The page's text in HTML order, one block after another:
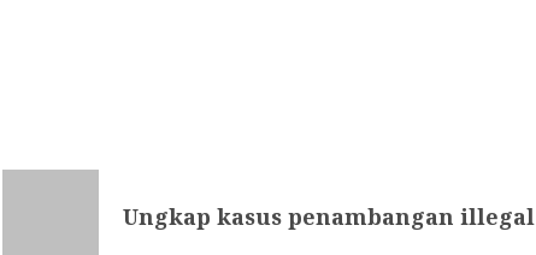
Ungkap kasus penambangan illegal